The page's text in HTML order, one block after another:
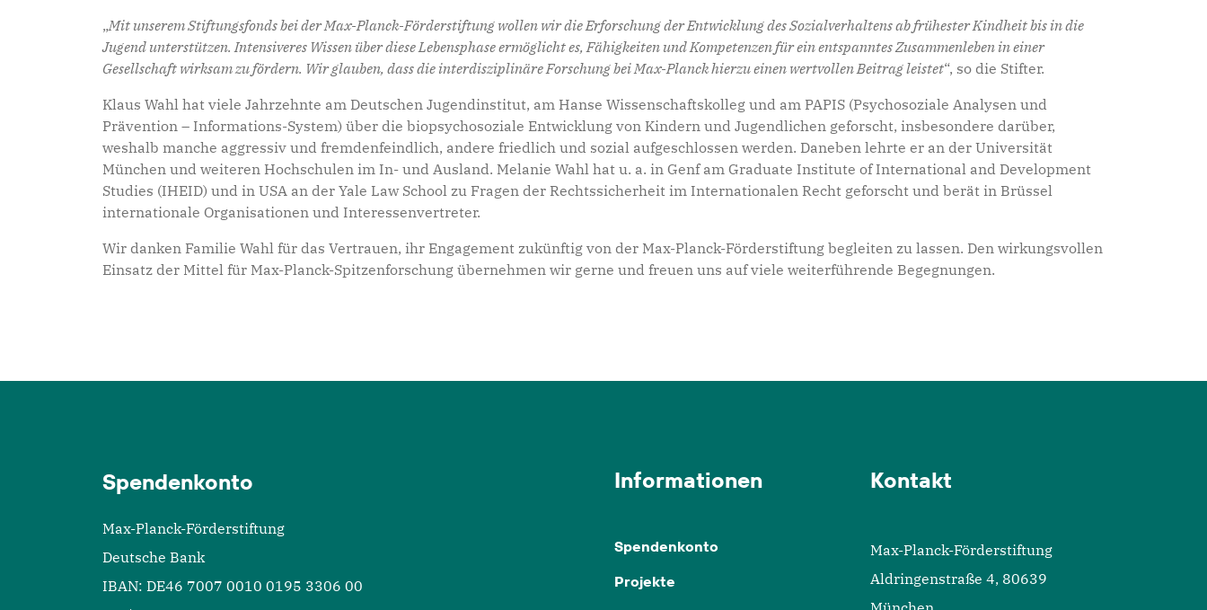
„Mit unserem Stiftungsfonds bei der Max-Planck-Förderstiftung wollen wir die Erforschung der Entwicklung des Sozialverhaltens ab frühester Kindheit bis in die
Jugend unterstützen. Intensiveres Wissen über diese Lebensphase ermöglicht es, Fähigkeiten und Kompetenzen für ein entspanntes Zusammenleben in einer
Gesellschaft wirksam zu fördern. Wir glauben, dass die interdisziplinäre Forschung bei Max-Planck hierzu einen wertvollen Beitrag leistet“, so die Stifter.
Klaus Wahl hat viele Jahrzehnte am Deutschen Jugendinstitut, am Hanse Wissenschaftskolleg und am PAPIS (Psychosoziale Analysen und
Prävention – Informations-System) über die biopsychosoziale Entwicklung von Kindern und Jugendlichen geforscht, insbesondere darüber,
weshalb manche aggressiv und fremdenfeindlich, andere friedlich und sozial aufgeschlossen werden. Daneben lehrte er an der Universität
München und weiteren Hochschulen im In- und Ausland. Melanie Wahl hat u. a. in Genf am Graduate Institute of International and Development
Studies (IHEID) und in USA an der Yale Law School zu Fragen der Rechtssicherheit im Internationalen Recht geforscht und berät in Brüssel
internationale Organisationen und Interessenvertreter.
Wir danken Familie Wahl für das Vertrauen, ihr Engagement zukünftig von der Max-Planck-Förderstiftung begleiten zu lassen. Den wirkungsvollen
Einsatz der Mittel für Max-Planck-Spitzenforschung übernehmen wir gerne und freuen uns auf viele weiterführende Begegnungen.
Spendenkonto
Max-Planck-Förderstiftung
Deutsche Bank
IBAN: DE46 7007 0010 0195 3306 00
Informationen
Spendenkonto
Projekte
Kontakt
Max-Planck-Förderstiftung
Aldringenstraße 4, 80639